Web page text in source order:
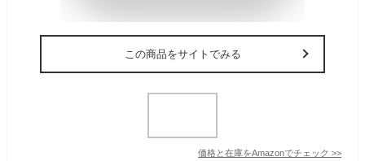
この商品をサイトでみる
価格と在庫をAmazonでチェック >>